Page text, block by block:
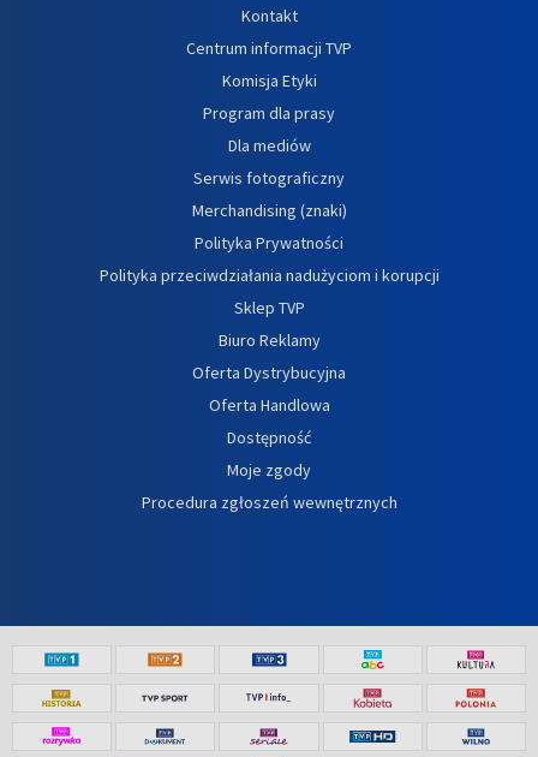
Kontakt
Centrum informacji TVP
Komisja Etyki
Program dla prasy
Dla mediów
Serwis fotograficzny
Merchandising (znaki)
Polityka Prywatności
Polityka przeciwdziałania nadużyciom i korupcji
Sklep TVP
Biuro Reklamy
Oferta Dystrybucyjna
Oferta Handlowa
Dostępność
Moje zgody
Procedura zgłoszeń wewnętrznych